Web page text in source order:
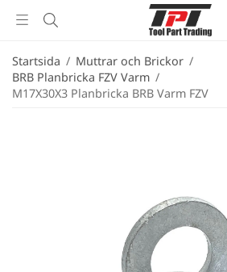
Startsida / Muttrar och Brickor /
BRB Planbricka FZV Varm /
M17X30X3 Planbricka BRB Varm FZV